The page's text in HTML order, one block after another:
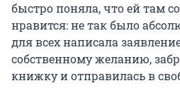
быстро поняла, что ей там
нравится: не так было
для всех написала
собственному желанию,
книжку и отправилась в